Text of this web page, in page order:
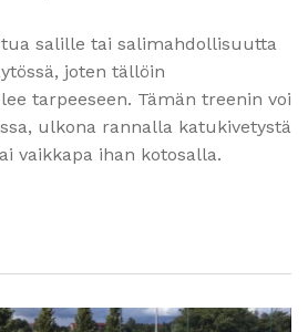
salille tai salimahdollisuutta
joten tällöin
tarpeeseen. Tämän treenin voi
ulkona rannalla katukivetystä
vaikkapa ihan kotosalla.